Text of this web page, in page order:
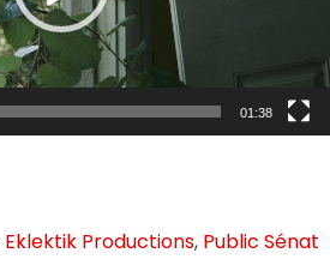
01:38
Eklektik Productions, Public Sénat